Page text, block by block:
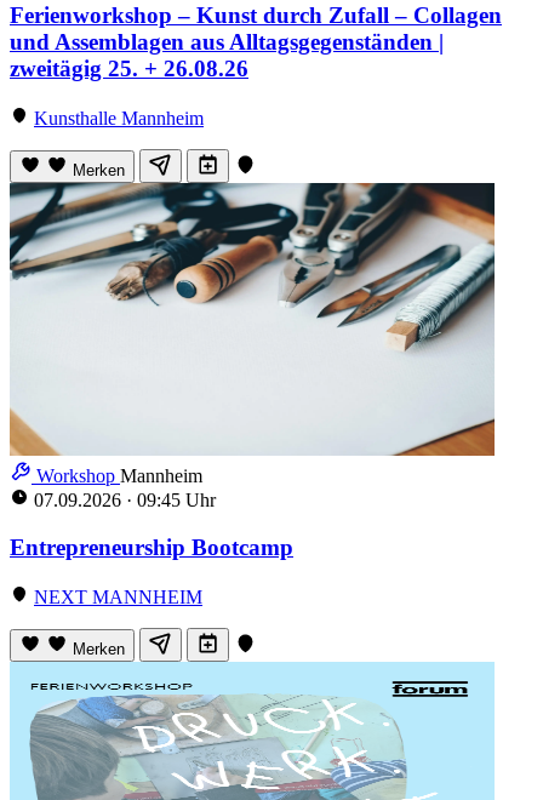
Ferienworkshop – Kunst durch Zufall – Collagen
und Assemblagen aus Alltagsgegenständen |
zweitägig 25. + 26.08.26
Kunsthalle Mannheim
Merken
Workshop Mannheim
07.09.2026 · 09:45 Uhr
Entrepreneurship Bootcamp
NEXT MANNHEIM
Merken